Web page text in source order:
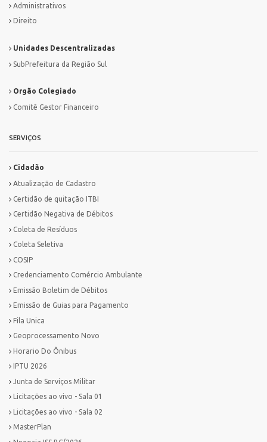
Administrativos
Direito
Unidades Descentralizadas
SubPrefeitura da Região Sul
Orgão Colegiado
Comitê Gestor Financeiro
SERVIÇOS
Cidadão
Atualização de Cadastro
Certidão de quitação ITBI
Certidão Negativa de Débitos
Coleta de Resíduos
Coleta Seletiva
COSIP
Credenciamento Comércio Ambulante
Emissão Boletim de Débitos
Emissão de Guias para Pagamento
Fila Unica
Geoprocessamento Novo
Horario Do Ônibus
IPTU 2026
Junta de Serviços Militar
Licitações ao vivo - Sala 01
Licitações ao vivo - Sala 02
MasterPlan